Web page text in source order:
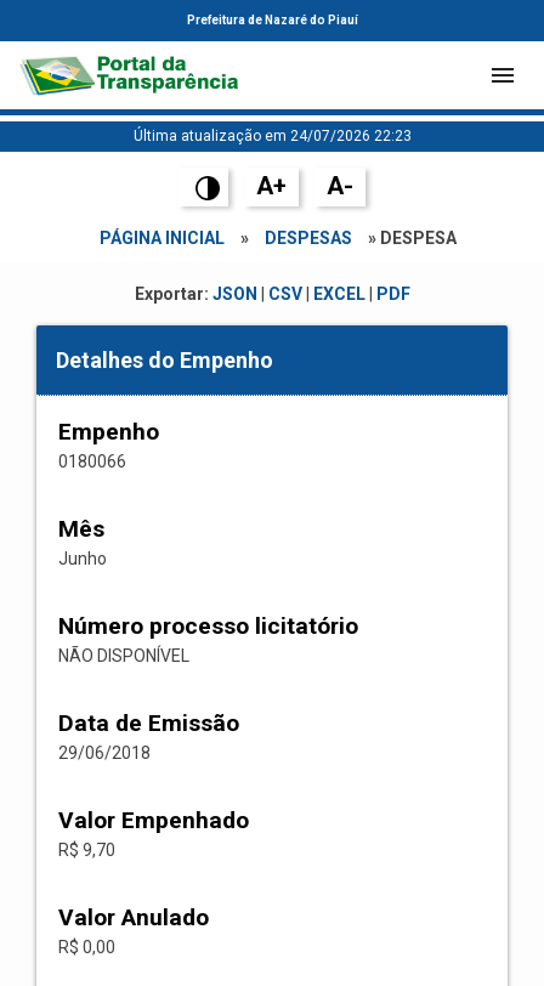
Prefeitura de Nazaré do Piauí
Última atualização em 24/07/2026 22:23
A+ A-
PÁGINA INICIAL » DESPESAS » DESPESA
Exportar: JSON CSV| EXCEL| PDF
Detalhes do Empenho
Empenho
0180066
Mês
Junho
Número processo licitatório
NÃO DISPONÍVEL
Data de Emissão
29/06/2018
Valor Empenhado
R$ 9,70
Valor Anulado
R$ 0,00